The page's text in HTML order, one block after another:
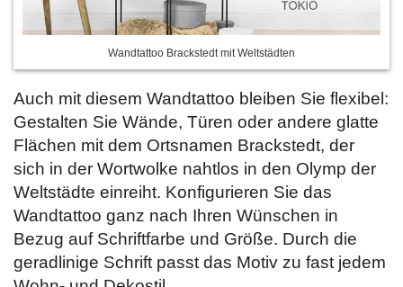
Wandtattoo Brackstedt mit Weltstädten
Auch mit diesem Wandtattoo bleiben Sie flexibel:
Gestalten Sie Wände, Türen oder andere glatte
Flächen mit dem Ortsnamen Brackstedt, der
sich in der Wortwolke nahtlos in den Olymp der
Weltstädte einreiht. Konfigurieren Sie das
Wandtattoo ganz nach Ihren Wünschen in
Bezug auf Schriftfarbe und Größe. Durch die
geradlinige Schrift passt das Motiv zu fast jedem